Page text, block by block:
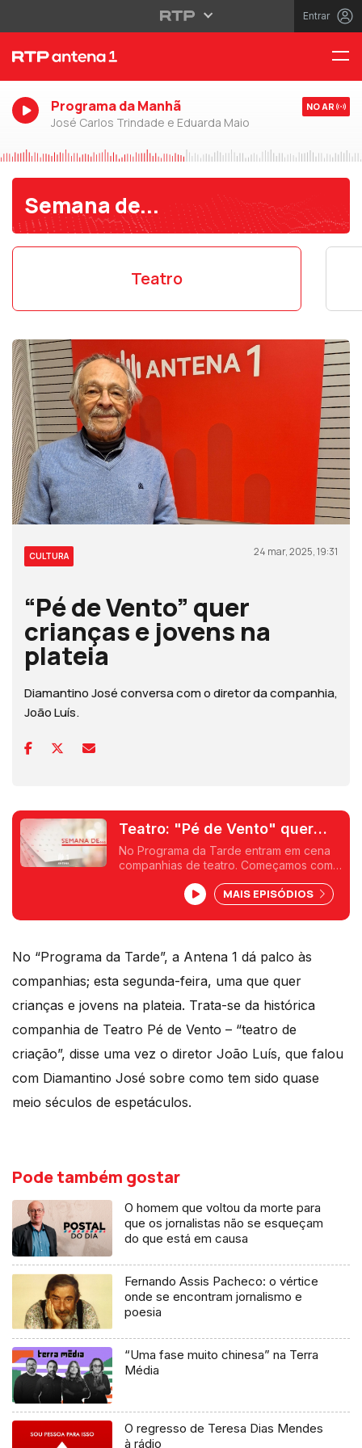
Entrar
Programa da Manhã
José Carlos Trindade e Eduarda Maio
NO AR
Semana de...
Teatro
CULTURA 24 mar, 2025, 19:31
“Pé de Vento” quer
crianças e jovens na
plateia
Diamantino José conversa com o diretor da companhia,
João Luís.
Teatro: "Pé de Vento" quer
crianças e jovens na plateia
No Programa da Tarde entram em cena
companhias de teatro. Começamos com
O Diamantino José falou com o diretor,
João Luís, sobre como tem sido quase
meio século de espetáculos.
MAIS EPISÓDIOS
No “Programa da Tarde”, a Antena 1 dá palco às
companhias; esta segunda-feira, uma que quer
crianças e jovens na plateia. Trata-se da histórica
companhia de Teatro Pé de Vento – “teatro de
criação”, disse uma vez o diretor João Luís, que falou
com Diamantino José sobre como tem sido quase
meio séculos de espetáculos.
Pode também gostar
O homem que voltou da morte para
que os jornalistas não se esqueçam
do que está em causa
Fernando Assis Pacheco: o vértice
onde se encontram jornalismo e
poesia
“Uma fase muito chinesa” na Terra
Média
O regresso de Teresa Dias Mendes
à rádio